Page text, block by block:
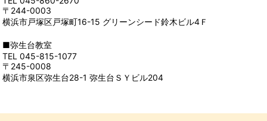
〒244-0003
横浜市戸塚区戸塚町16-15 グリーンシード鈴木ビル4Ｆ
■弥生台教室
TEL 045-815-1077
〒245-0008
横浜市泉区弥生台28-1 弥生台ＳＹビル204